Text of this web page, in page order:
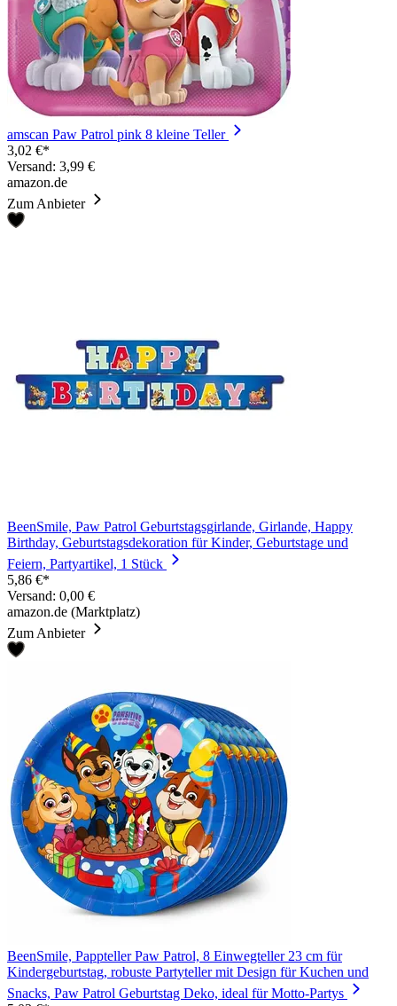
amscan Paw Patrol pink 8 kleine Teller
3,02 €*
Versand: 3,99 €
amazon.de
Zum Anbieter
BeenSmile, Paw Patrol Geburtstagsgirlande, Girlande, Happy
Birthday, Geburtstagsdekoration für Kinder, Geburtstage und
Feiern, Partyartikel, 1 Stück
5,86 €*
Versand: 0,00 €
amazon.de (Marktplatz)
Zum Anbieter
BeenSmile, Pappteller Paw Patrol, 8 Einwegteller 23 cm für
Kindergeburtstag, robuste Partyteller mit Design für Kuchen und
Snacks, Paw Patrol Geburtstag Deko, ideal für Motto-Partys